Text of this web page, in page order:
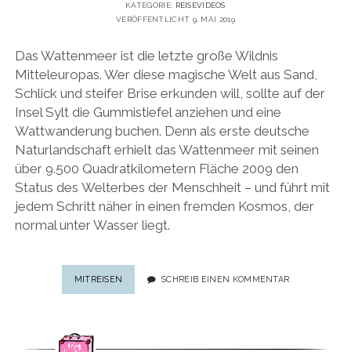
KATEGORIE: REISEVIDEOS
VERÖFFENTLICHT 9. MAI 2019
Das Wattenmeer ist die letzte große Wildnis
Mitteleuropas. Wer diese magische Welt aus Sand,
Schlick und steifer Brise erkunden will, sollte auf der
Insel Sylt die Gummistiefel anziehen und eine
Wattwanderung buchen. Denn als erste deutsche
Naturlandschaft erhielt das Wattenmeer mit seinen
über 9.500 Quadratkilometern Fläche 2009 den
Status des Welterbes der Menschheit – und führt mit
jedem Schritt näher in einen fremden Kosmos, der
normal unter Wasser liegt.
MITREISEN REISEVIDEO:
WANDERN
SCHREIB EINEN KOMMENTAR